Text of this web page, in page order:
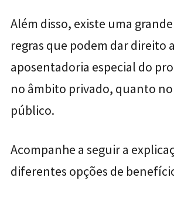
Além disso, existe uma
regras que podem dar direito
aposentadoria especial do
no âmbito privado, quanto
público.
Acompanhe a seguir a
diferentes opções de